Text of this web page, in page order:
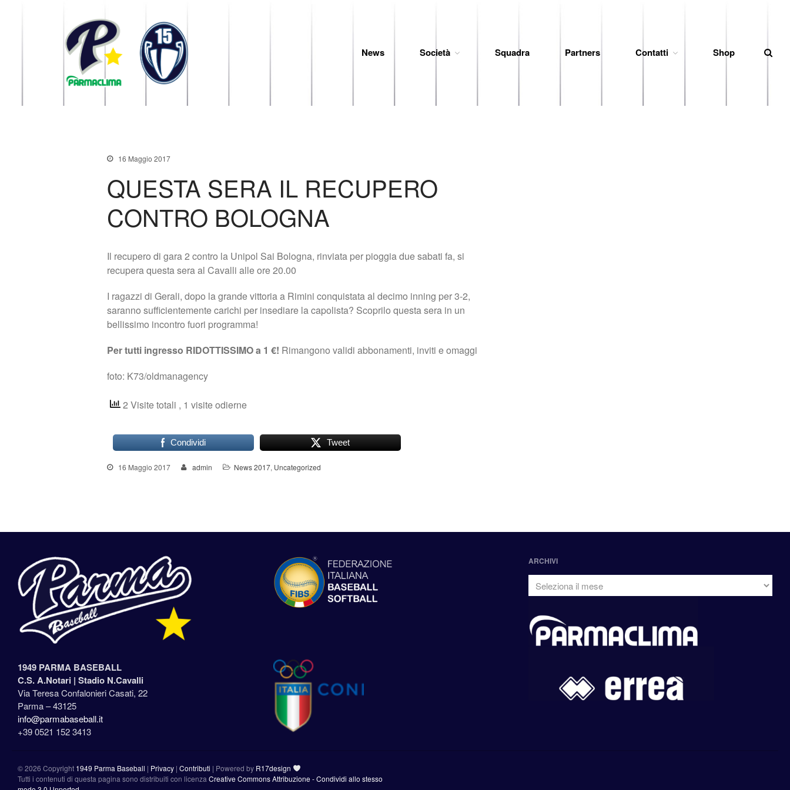
News Società Squadra Partners Contatti Shop
16 Maggio 2017
QUESTA SERA IL RECUPERO
CONTRO BOLOGNA
Il recupero di gara 2 contro la Unipol Sai Bologna, rinviata per pioggia due sabati fa, si
recupera questa sera al Cavalli alle ore 20.00
I ragazzi di Gerali, dopo la grande vittoria a Rimini conquistata al decimo inning per 3-2,
saranno sufficientemente carichi per insediare la capolista? Scoprilo questa sera in un
bellissimo incontro fuori programma!
Per tutti ingresso RIDOTTISSIMO a 1 €! Rimangono validi abbonamenti, inviti e omaggi
foto: K73/oldmanagency
2 Visite totali , 1 visite odierne
Condividi Tweet
16 Maggio 2017 admin News 2017, Uncategorized
1949 PARMA BASEBALL
C.S. A.Notari | Stadio N.Cavalli
Via Teresa Confalonieri Casati, 22
Parma – 43125
info@parmabaseball.it
+39 0521 152 3413
ARCHIVI
©2026 Copyright 1949 Parma Baseball | Privacy | Contributi | Powered by R17design
Tutti i contenuti di questa pagina sono distribuiti con licenza Creative Commons Attribuzione - Condividi allo stesso